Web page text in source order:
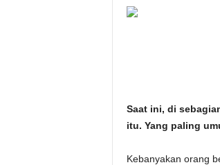
h
.
Saat ini, di
itu. Yang paling
Kebanyakan orang